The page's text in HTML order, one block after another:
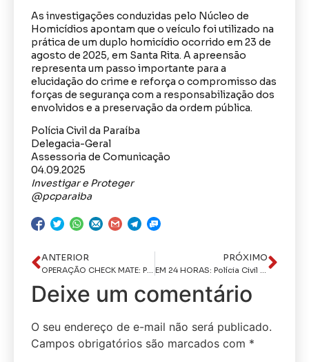
As investigações conduzidas pelo Núcleo de
Homicídios apontam que o veículo foi utilizado na
prática de um duplo homicídio ocorrido em 23 de
agosto de 2025, em Santa Rita. A apreensão
representa um passo importante para a
elucidação do crime e reforça o compromisso das
forças de segurança com a responsabilização dos
envolvidos e a preservação da ordem pública.
Polícia Civil da Paraíba
Delegacia-Geral
Assessoria de Comunicação
04.09.2025
Investigar e Proteger
@pcparaiba
ANTERIOR
OPERAÇÃO CHECK MATE: Polícia Civil prende suspeitos de tráfico de drogas durante cumprimento de mandados de busca
PRÓXIMO
EM 24 HORAS: Polícia Civil prende homem acusado de praticar latrocínio contra idoso de 83 anos em Cuitegi
Deixe um comentário
O seu endereço de e-mail não será publicado.
Campos obrigatórios são marcados com *